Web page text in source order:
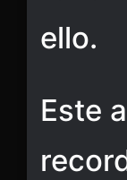
ello.
Este